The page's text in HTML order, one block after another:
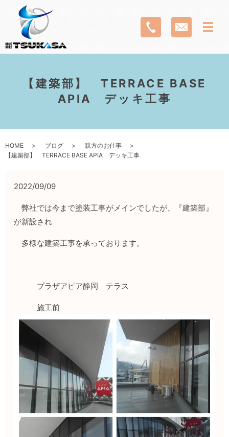
【建築部】 TERRACE BASE
APIA デッキ工事
HOME ブログ
親方のお仕事
【建築部】 TERRACE BASE APIA デッキ工事
2022/09/09
弊社では今まで塗装工事がメインでしたが、『建築部』
が新設され
多様な建築工事を承っております。
プラザアピア静岡 テラス
施工前